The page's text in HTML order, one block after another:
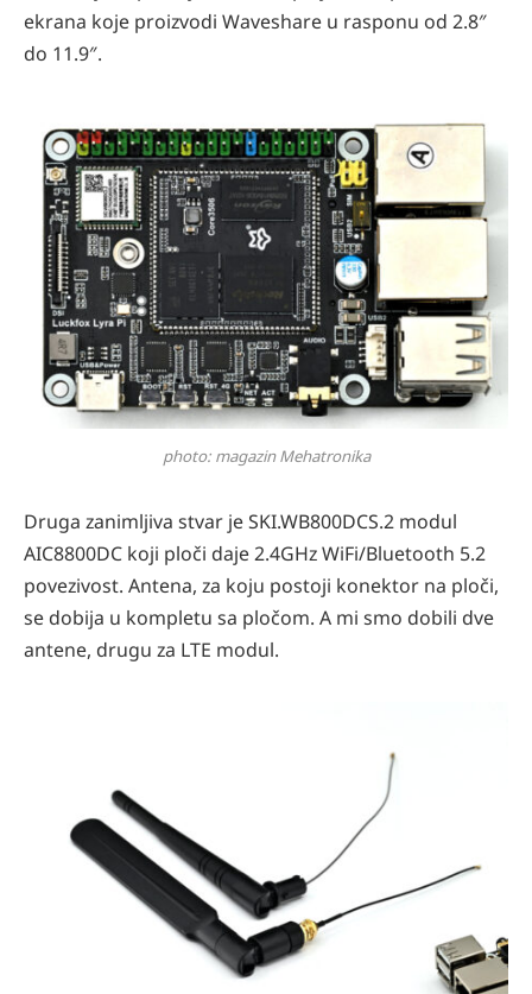
ekrana koje proizvodi Waveshare u rasponu od 2.8″
do 11.9″.
photo: magazin Mehatronika
Druga zanimljiva stvar je SKI.WB800DCS.2 modul
AIC8800DC koji ploči daje 2.4GHz WiFi/Bluetooth 5.2
povezivost. Antena, za koju postoji konektor na ploči,
se dobija u kompletu sa pločom. A mi smo dobili dve
antene, drugu za LTE modul.